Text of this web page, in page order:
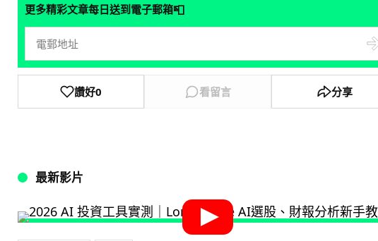
更多精彩文章每日送到電子郵箱📮
讚好0 看留言 分享
最新影片